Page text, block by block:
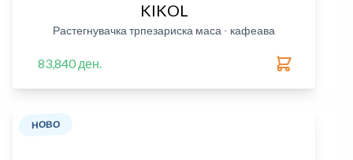
KIKOL
Растегнувачка трпезариска маса - кафеава
83,840 ден.
НОВО